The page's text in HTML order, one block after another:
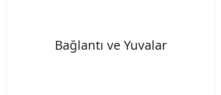
Bağlantı ve Yuvalar